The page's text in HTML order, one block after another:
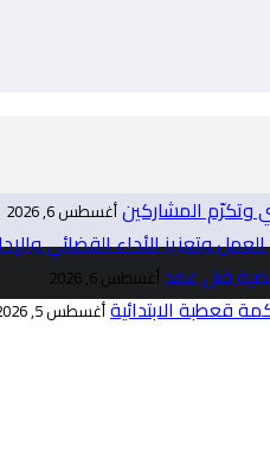
وتكرّم المشاركينأغسطس 6, 2026
وتعزيز الأداء القضائي
قتل عمد أغسطس 6, 2026
قعطبة الابتدائيةأغسطس 5, 2026